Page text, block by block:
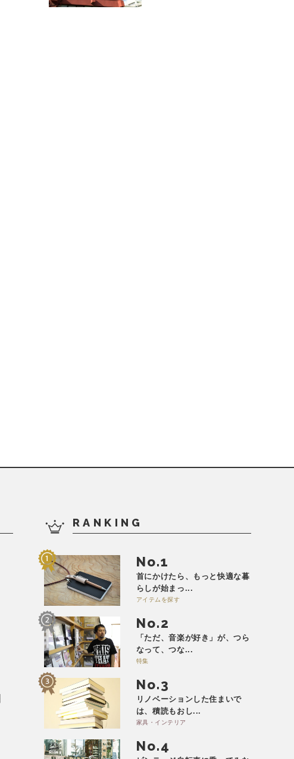
RANKING
No.
首にかけたら、もっと快適な暮
らしが始まっ...
アイテムを探す
No.
「ただ、音楽が好き」が、つら
なって、つな...
特集
No.
リノベーションした住まいで
は、積読もおし...
家具・インテリア
No.